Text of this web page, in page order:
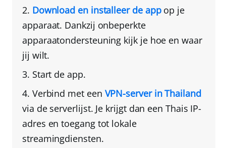
Download en installeer de appop je
apparaat. Dankzij onbeperkte
apparaatondersteuning kijk je hoe en waar
jij wilt.
Start de app.
Verbind met een VPN-server in Thailand
via de serverlijst. Je krijgt dan een Thais IP-
adres en toegang tot lokale
streamingdiensten.